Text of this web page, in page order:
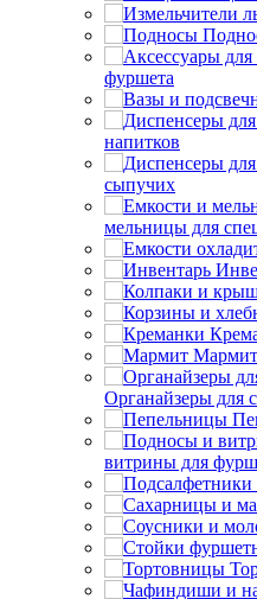
фуршета
напитков
сыпучих
мельницы для
Мармит
Органайзеры для
витрины для